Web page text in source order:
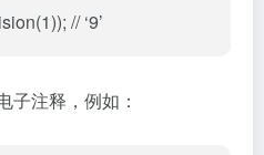
// ‘9’
子注释，例如：